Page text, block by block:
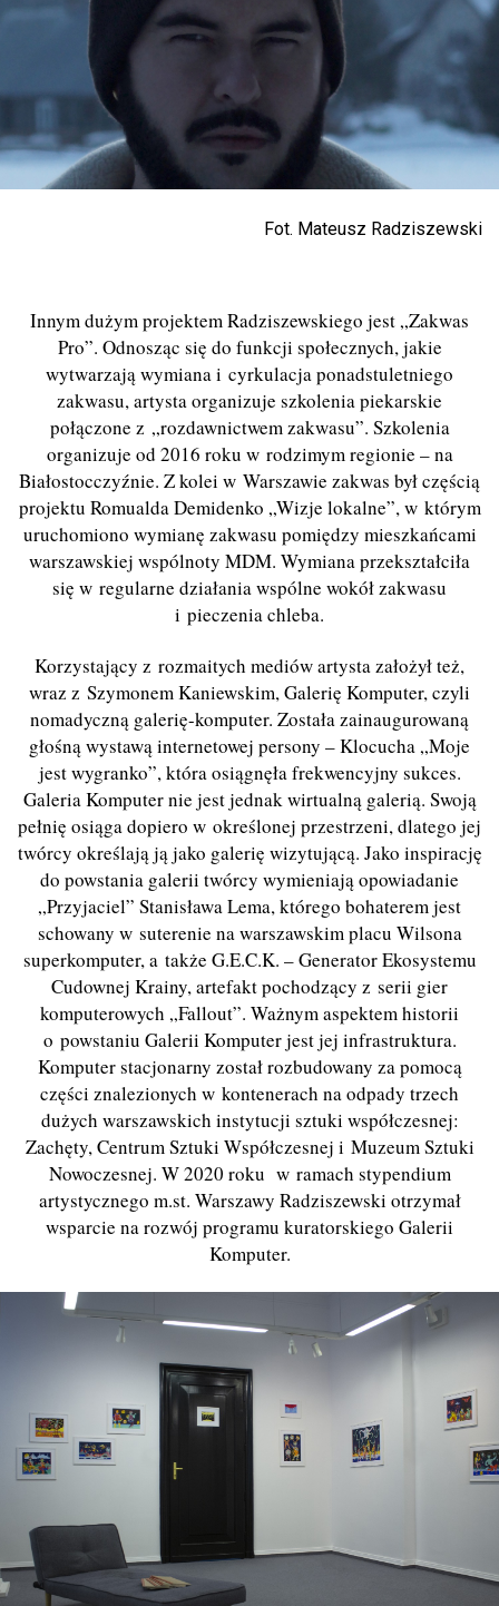
Fot. Mateusz Radziszewski
Innym dużym projektem Radziszewskiego jest „Zakwas
Pro”. Odnosząc się do funkcji społecznych, jakie
wytwarzają wymiana i cyrkulacja ponadstuletniego
zakwasu, artysta organizuje szkolenia piekarskie
połączone z „rozdawnictwem zakwasu”. Szkolenia
organizuje od 2016 roku w rodzimym regionie – na
Białostocczyźnie. Z kolei w Warszawie zakwas był częścią
projektu Romualda Demidenko „Wizje lokalne”, w którym
uruchomiono wymianę zakwasu pomiędzy mieszkańcami
warszawskiej wspólnoty MDM. Wymiana przekształciła
się w regularne działania wspólne wokół zakwasu
i pieczenia chleba.
Korzystający z rozmaitych mediów artysta założył też,
wraz z Szymonem Kaniewskim, Galerię Komputer, czyli
nomadyczną galerię-komputer. Została zainaugurowaną
głośną wystawą internetowej persony – Klocucha „Moje
jest wygranko”, która osiągnęła frekwencyjny sukces.
Galeria Komputer nie jest jednak wirtualną galerią. Swoją
pełnię osiąga dopiero w określonej przestrzeni, dlatego jej
twórcy określają ją jako galerię wizytującą. Jako inspirację
do powstania galerii twórcy wymieniają opowiadanie
„Przyjaciel” Stanisława Lema, którego bohaterem jest
schowany w suterenie na warszawskim placu Wilsona
superkomputer, a także G.E.C.K. – Generator Ekosystemu
Cudownej Krainy, artefakt pochodzący z serii gier
komputerowych „Fallout”. Ważnym aspektem historii
o powstaniu Galerii Komputer jest jej infrastruktura.
Komputer stacjonarny został rozbudowany za pomocą
części znalezionych w kontenerach na odpady trzech
dużych warszawskich instytucji sztuki współczesnej:
Zachęty, Centrum Sztuki Współczesnej i Muzeum Sztuki
Nowoczesnej. W 2020 roku w ramach stypendium
artystycznego m.st. Warszawy Radziszewski otrzymał
wsparcie na rozwój programu kuratorskiego Galerii
Komputer.